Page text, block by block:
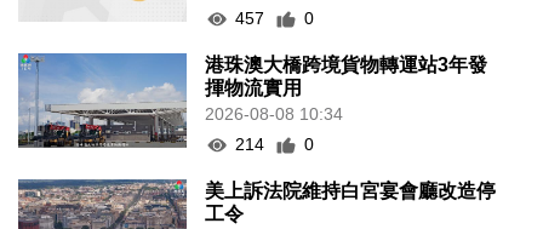
457
0
港珠澳大橋跨境貨物轉運站3年發
揮物流實用
2026-08-08 10:34
214
0
美上訴法院維持白宮宴會廳改造停
工令